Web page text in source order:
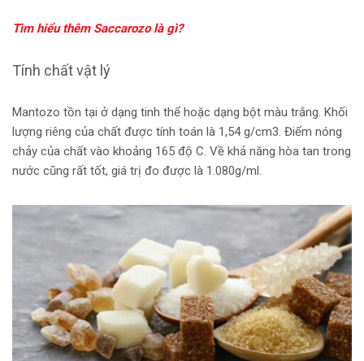
Tìm hiểu thêm Saccarozo là gì?
Tính chất vật lý
Mantozo tồn tại ở dạng tinh thể hoặc dạng bột màu trắng. Khối
lượng riêng của chất được tính toán là 1,54 g/cm3. Điểm nóng
chảy của chất vào khoảng 165 độ C. Về khả năng hòa tan trong
nước cũng rất tốt, giá trị đo được là 1.080g/ml.